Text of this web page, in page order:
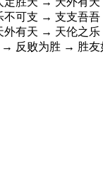
可支 → 支支吾
有天 → 天伦之
反败为胜 → 胜